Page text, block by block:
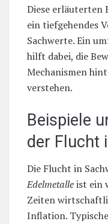
Diese erläuterten
ein tiefgehendes
Sachwerte. Ein
hilft dabei, die
Mechanismen
verstehen.
Beispiele
der Flucht
Die Flucht in
Edelmetalleist ein
Zeiten
Inflation.